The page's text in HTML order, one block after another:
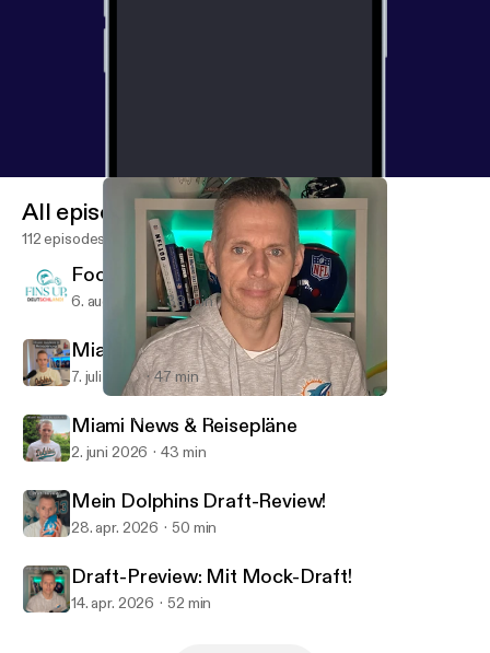
Fins Up, Deutschland!
All episodes
112 episodes
Football is back!
6. aug. 2026 39 min
Miami Updates & Reiseplanung!
7. juli 2026 47 min
Miami News & Reisepläne
2. juni 2026 43 min
Mein Dolphins Draft-Review!
28. apr. 2026 50 min
Draft-Preview: Mit Mock-Draft!
14. apr. 2026 52 min